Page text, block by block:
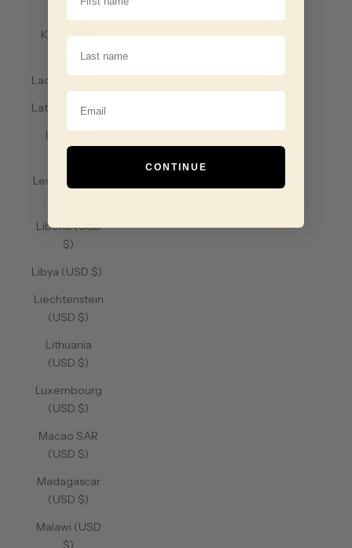
Kyrgyzstan
(USD $)
Laos (USD $)
Latvia (USD $)
Lebanon
(USD $)
Lesotho (USD
Liberia (USD
$)
Libya (USD $)
Liechtenstein
(USD $)
Lithuania
(USD $)
Luxembourg
(USD $)
Macao SAR
(USD $)
Madagascar
(USD $)
Malawi (USD
Last Name
Email
CONTINUE